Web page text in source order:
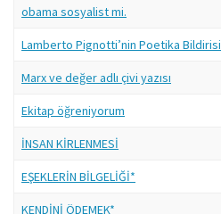
obama sosyalist mi.
Lamberto Pignotti’nin Poetika Bildirisi
Marx ve değer adlı çivi yazısı
Ekitap öğreniyorum
İNSAN KİRLENMESİ
EŞEKLERİN BİLGELİĞİ*
KENDİNİ ÖDEMEK*